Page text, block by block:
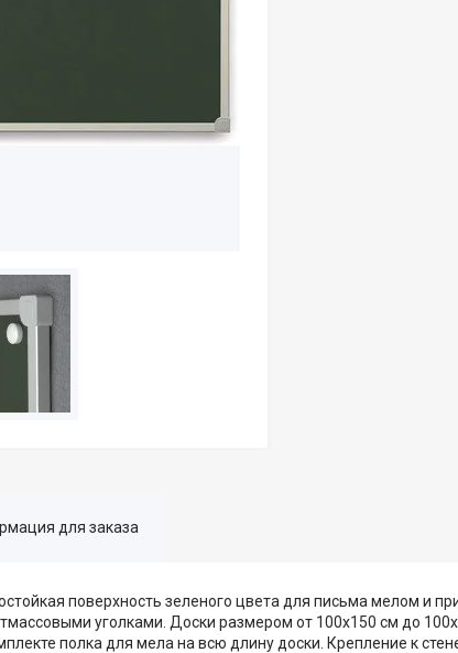
для заказа
поверхность зеленого цвета для письма мелом и
уголками. Доски размером от 100х150 см до
полка для мела на всю длину доски. Крепление к